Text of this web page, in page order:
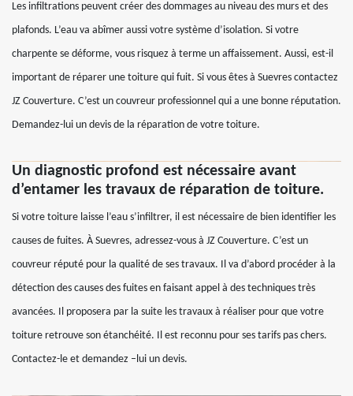
Les infiltrations peuvent créer des dommages au niveau des murs et des
plafonds. L’eau va abîmer aussi votre système d’isolation. Si votre
charpente se déforme, vous risquez à terme un affaissement. Aussi, est-il
important de réparer une toiture qui fuit. Si vous êtes à Suevres contactez
JZ Couverture. C’est un couvreur professionnel qui a une bonne réputation.
Demandez-lui un devis de la réparation de votre toiture.
Un diagnostic profond est nécessaire avant
d’entamer les travaux de réparation de toiture.
Si votre toiture laisse l’eau s’infiltrer, il est nécessaire de bien identifier les
causes de fuites. À Suevres, adressez-vous à JZ Couverture. C’est un
couvreur réputé pour la qualité de ses travaux. Il va d’abord procéder à la
détection des causes des fuites en faisant appel à des techniques très
avancées. Il proposera par la suite les travaux à réaliser pour que votre
toiture retrouve son étanchéité. Il est reconnu pour ses tarifs pas chers.
Contactez-le et demandez –lui un devis.